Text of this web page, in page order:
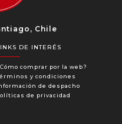
Chile
DE INTERÉS
comprar por la web?
y condiciones
de despacho
de privacidad